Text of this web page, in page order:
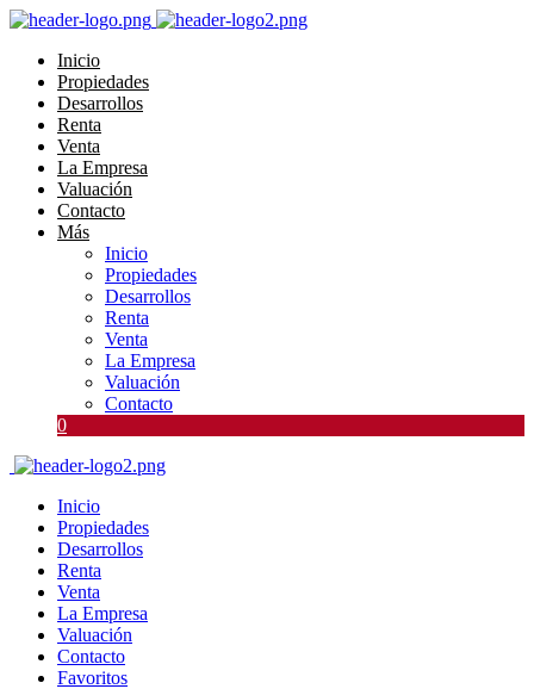
Inicio
Propiedades
Desarrollos
Renta
Venta
La Empresa
Valuación
Contacto
Más
Inicio
Propiedades
Desarrollos
Renta
Venta
La Empresa
Valuación
Contacto
0
Inicio
Propiedades
Desarrollos
Renta
Venta
La Empresa
Valuación
Contacto
Favoritos